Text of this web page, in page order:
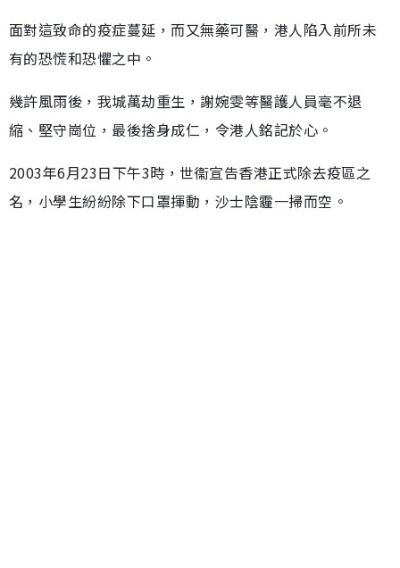
面對這致命的疫症蔓延，而又無藥可醫，港人陷入前所未
有的恐慌和恐懼之中。
幾許風雨後，我城萬劫重生，謝婉雯等醫護人員毫不退
縮、堅守崗位，最後捨身成仁，令港人銘記於心。
2003年6月23日下午3時，世衞宣告香港正式除去疫區之
名，小學生紛紛除下口罩揮動，沙士陰霾一掃而空。